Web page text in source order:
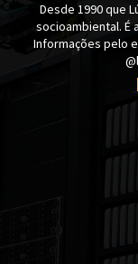
Desde 1990 que
socioambiental. É
Informações pelo